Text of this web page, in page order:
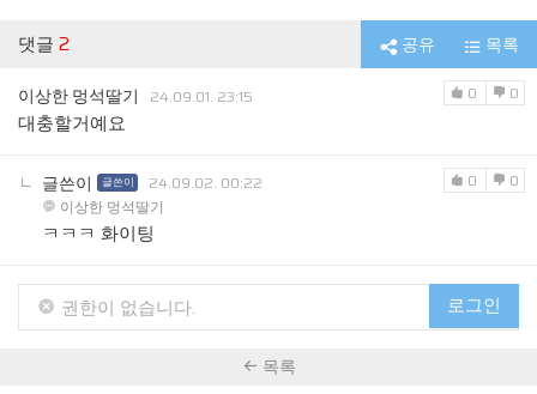
댓글 2 공유
목록
이상한 멍석딸기
24.09.01. 23:15
대충할거예요
0 0
글쓴이 글쓴이
24.09.02. 00:22
이상한 멍석딸기
ㅋㅋㅋ 화이팅
0 0
권한이 없습니다. 로그인
목록